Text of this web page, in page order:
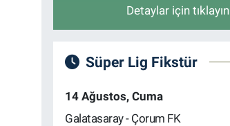
Detaylar için tıklayın
Süper Lig Fikstür
14 Ağustos, Cuma
Galatasaray - Çorum FK